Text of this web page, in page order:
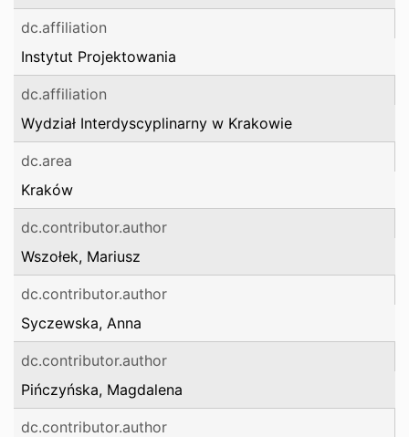
dc.affiliation
Instytut Projektowania
dc.affiliation
Wydział Interdyscyplinarny w Krakowie
dc.area
Kraków
dc.contributor.author
Wszołek, Mariusz
dc.contributor.author
Syczewska, Anna
dc.contributor.author
Pińczyńska, Magdalena
dc.contributor.author